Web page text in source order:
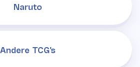
Naruto
Andere TCG's